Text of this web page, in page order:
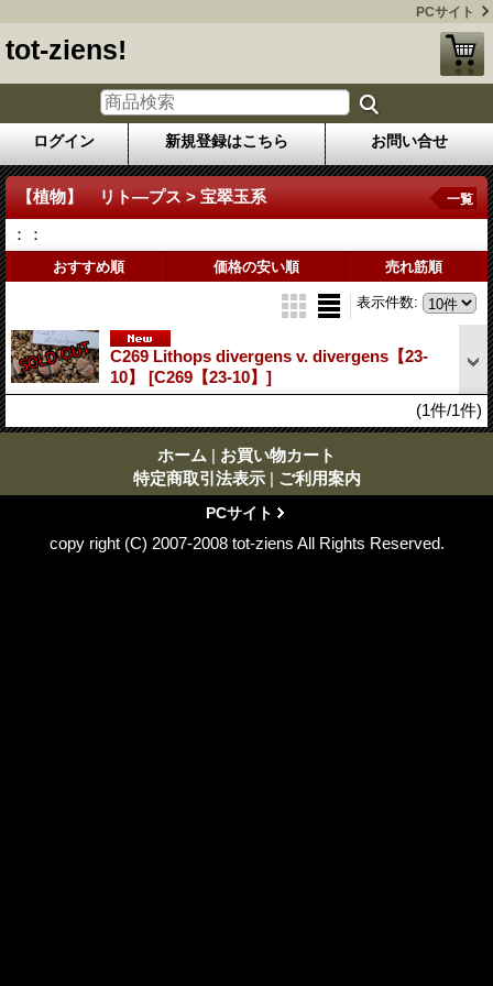
PCサイト
tot-ziens!
ログイン 新規登録はこちら お問い合せ
【植物】 リト―プス > 宝翠玉系
：：
一覧
おすすめ順 価格の安い順 売れ筋順
表示件数:
C269 Lithops divergens v. divergens【23-
10】 [C269【23-10】]
(1件/1件)
ホーム | お買い物カート
特定商取引法表示 | ご利用案内
PCサイト
copy right (C) 2007-2008 tot-ziens All Rights Reserved.